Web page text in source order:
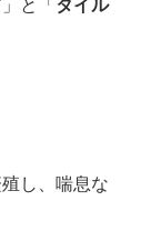
し、喘息な